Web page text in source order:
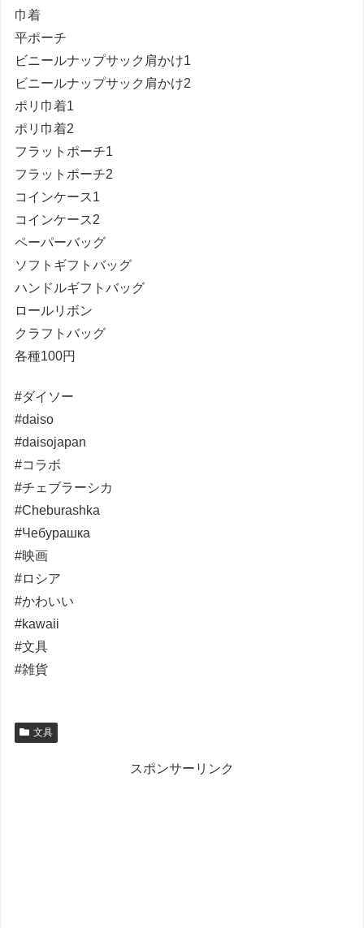
巾着
平ポーチ
ビニールナップサック肩かけ1
ビニールナップサック肩かけ2
ポリ巾着1
ポリ巾着2
フラットポーチ1
フラットポーチ2
コインケース1
コインケース2
ペーパーバッグ
ソフトギフトバッグ
ハンドルギフトバッグ
ロールリボン
クラフトバッグ
各種100円
#ダイソー
#daiso
#daisojapan
#コラボ
#チェブラーシカ
#Cheburashka
#Чебурашка
#映画
#ロシア
#かわいい
#kawaii
#文具
#雑貨
文具
スポンサーリンク